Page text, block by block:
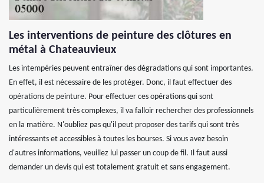
Les interventions de peinture des clôtures en
métal à Chateauvieux
Les intempéries peuvent entraîner des dégradations qui sont importantes.
En effet, il est nécessaire de les protéger. Donc, il faut effectuer des
opérations de peinture. Pour effectuer ces opérations qui sont
particulièrement très complexes, il va falloir rechercher des professionnels
en la matière. N'oubliez pas qu'il peut proposer des tarifs qui sont très
intéressants et accessibles à toutes les bourses. Si vous avez besoin
d'autres informations, veuillez lui passer un coup de fil. Il faut aussi
demander un devis qui est totalement gratuit et sans engagement.